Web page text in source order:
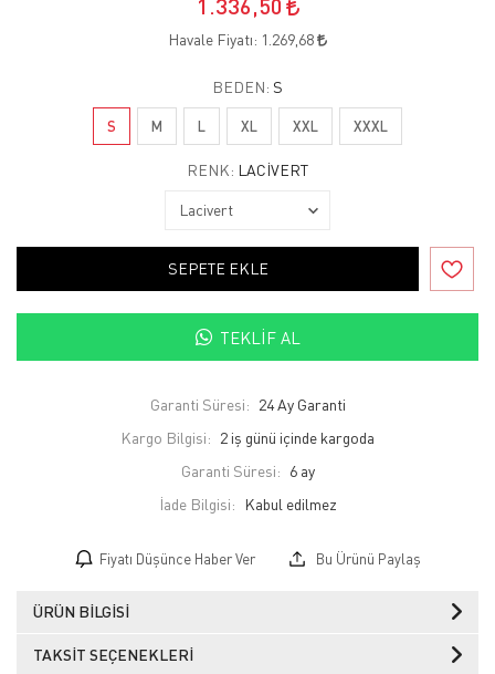
1.336,50
Havale Fiyatı: 1.269,68
BEDEN: S
S M L XL XXL XXXL
RENK: LACIVERT
SEPETE EKLE
TEKLIF AL
Garanti Süresi: 24 Ay Garanti
Kargo Bilgisi: 2 iş günü içinde kargoda
Garanti Süresi: 6 ay
İade Bilgisi:
Fiyatı Düşünce Haber Ver Bu Ürünü Paylaş
ÜRÜN BILGISI
TAKSIT SEÇENEKLERI